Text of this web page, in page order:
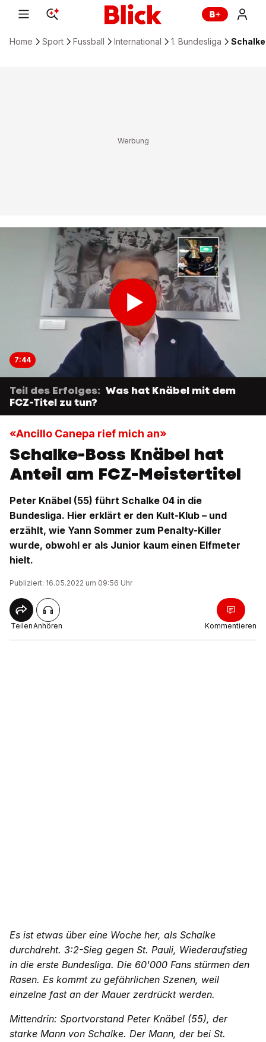
Home Sport Fussball International 1. Bundesliga
7:44
Teil des Erfolges: Was hat Knäbel mit dem
FCZ-Titel zu tun?
«Ancillo Canepa rief mich an»
Schalke-Boss Knäbel hat
Anteil am FCZ-Meistertitel
Peter Knäbel (55) führt Schalke 04 in die
Bundesliga. Hier erklärt er den Kult-Klub – und
erzählt, wie Yann Sommer zum Penalty-Killer
wurde, obwohl er als Junior kaum einen Elfmeter
hielt.
Publiziert: 16.05.2022 um 09:56 Uhr
TeilenAnhören Kommentieren
Es ist etwas über eine Woche her, als Schalke
durchdreht. 3:2-Sieg gegen St. Pauli, Wiederaufstieg
in die erste Bundesliga. Die 60'000 Fans stürmen den
Rasen. Es kommt zu gefährlichen Szenen, weil
einzelne fast an der Mauer zerdrückt werden.
Mittendrin: Sportvorstand Peter Knäbel (55), der
starke Mann von Schalke. Der Mann, der bei St.